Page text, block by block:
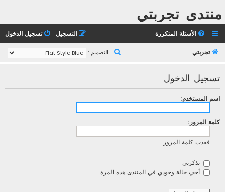
منتدى تجربتي
الأسئلة المتكررة تسجيل الدخول التسجيل
تجربتي التصميم :
تسجيل الدخول
اسم المستخدم:
كلمة المرور:
فقدت كلمة المرور
تذكرني
أخفِ حالة وجودي في المنتدى هذه المرة